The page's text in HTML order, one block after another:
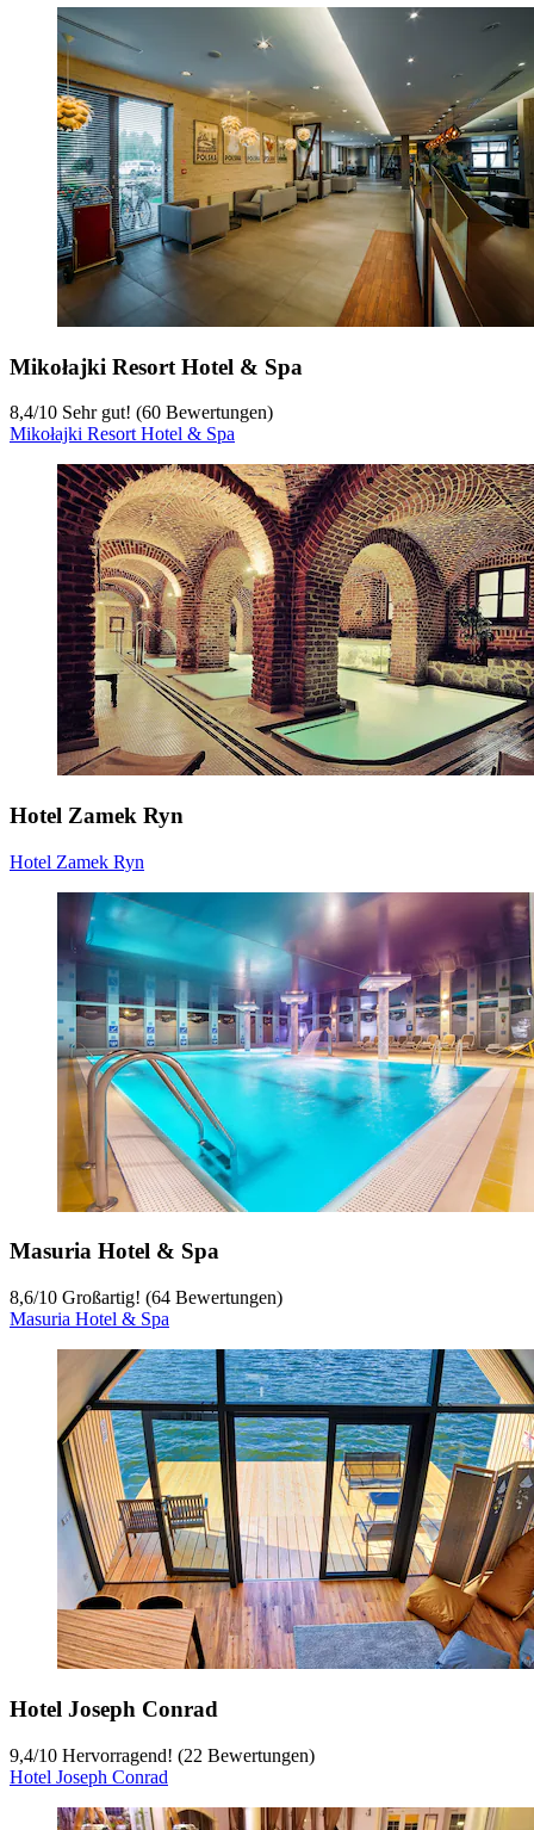
Mikołajki Resort Hotel & Spa
8,4/10 Sehr gut! (60 Bewertungen)
Mikołajki Resort Hotel & Spa
Hotel Zamek Ryn
Hotel Zamek Ryn
Masuria Hotel & Spa
8,6/10 Großartig! (64 Bewertungen)
Masuria Hotel & Spa
Hotel Joseph Conrad
9,4/10 Hervorragend! (22 Bewertungen)
Hotel Joseph Conrad